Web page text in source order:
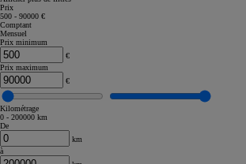
Corolla Touring Sports
Prix
500 - 90000 €
Comptant
Mensuel
Prix minimum
€
Prix maximum
€
Kilométrage
0 - 200000 km
De
km
à